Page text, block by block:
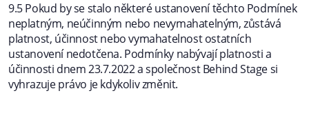
9.5 Pokud by se stalo některé ustanovení těchto Podmínek
neplatným, neúčinným nebo nevymahatelným, zůstává
platnost, účinnost nebo vymahatelnost ostatních
ustanovení nedotčena. Podmínky nabývají platnosti a
účinnosti dnem 23.7.2022 a společnost Behind Stage si
vyhrazuje právo je kdykoliv změnit.